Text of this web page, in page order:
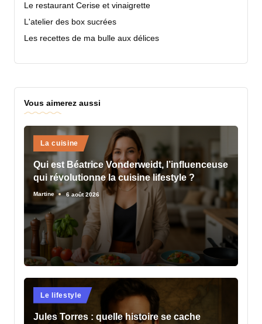
Le restaurant Cerise et vinaigrette
L'atelier des box sucrées
Les recettes de ma bulle aux délices
Vous aimerez aussi
Posted
La cuisine
Qui est Béatrice Vonderweidt, l’influenceuse
qui révolutionne la cuisine lifestyle ?
Posted
by
Martine 6 août 2026
Posted
in
Le lifestyle
Jules Torres : quelle histoire se cache